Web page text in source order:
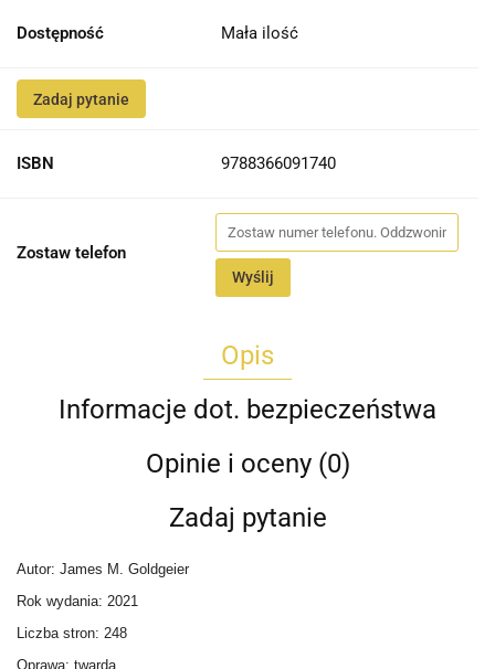
Dostępność Mała ilość
Zadaj pytanie
ISBN 9788366091740
Zostaw telefon
Wyślij
Opis
Informacje dot. bezpieczeństwa
Opinie i oceny (0)
Zadaj pytanie
Autor: James M. Goldgeier
Rok wydania: 2021
Liczba stron: 248
Oprawa: twarda